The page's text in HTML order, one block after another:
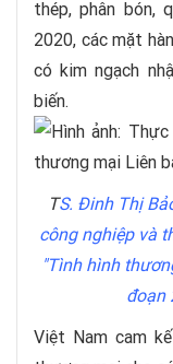
thép, phân bón,
2020, các mặt
có kim ngạch
biến.
TS. Đinh Thị
công nghiệp và
"Tình hình
đoạn
Việt Nam cam